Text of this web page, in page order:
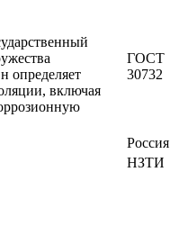
определяет
включая
ГОСТ
30732
Россия
НЗТИ